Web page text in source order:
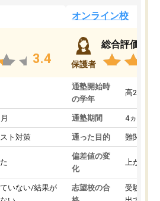
3.4
ト対策
いない/結果が
オンライン校
保護者
総合評価
通塾開始時
の学年
高2
通塾期間 4ヵ月～1
通った目的 難関私立
偏差値の変
化
上がった
志望校の合
受験して